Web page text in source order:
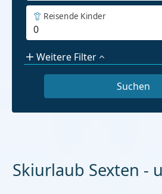
Reisende Kinder
Weitere Filter